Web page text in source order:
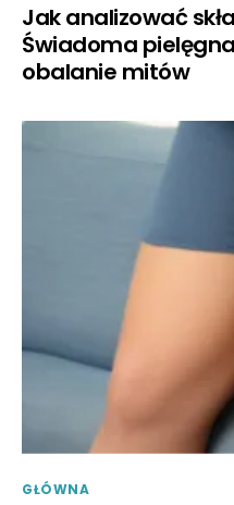
Jak analizować
Świadoma
obalanie mitów
GŁÓWNA